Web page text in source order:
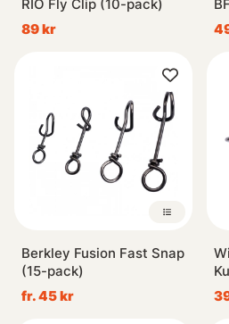
RIO Fly Clip (10-pack)
89 kr
Berkley Fusion Fast Snap
(15-pack)
fr. 45 kr